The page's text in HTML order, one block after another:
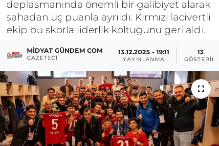
deplasmanında önemli bir galibiyet alarak
sahadan üç puanla ayrıldı. Kırmızı lacivertli
ekip bu skorla liderlik koltuğunu geri aldı.
MIDYAT GÜNDEM COM
GAZETECI
13.12.2025 - 19:11
YAYINLANMA
13
GÖSTERIM